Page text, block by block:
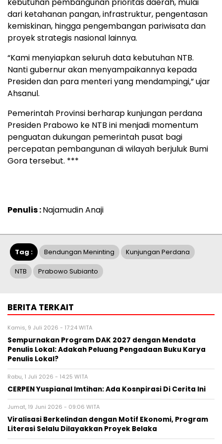
kebutuhan pembangunan prioritas daerah, mulai
dari ketahanan pangan, infrastruktur, pengentasan
kemiskinan, hingga pengembangan pariwisata dan
proyek strategis nasional lainnya.
“Kami menyiapkan seluruh data kebutuhan NTB.
Nanti gubernur akan menyampaikannya kepada
Presiden dan para menteri yang mendampingi,” ujar
Ahsanul.
Pemerintah Provinsi berharap kunjungan perdana
Presiden Prabowo ke NTB ini menjadi momentum
penguatan dukungan pemerintah pusat bagi
percepatan pembangunan di wilayah berjuluk Bumi
Gora tersebut. ***
Penulis :Najamudin Anaji
Tag : Bendungan Meninting Kunjungan Perdana
NTB Prabowo Subianto
BERITA TERKAIT
Kamis, 9 Juli 2026 - 17:24 WITA
Sempurnakan Program DAK 2027 dengan Mendata
Penulis Lokal: Adakah Peluang Pengadaan Buku Karya
Penulis Lokal?
Rabu, 1 Juli 2026 - 14:25 WITA
CERPEN Yuspianal Imtihan: Ada Kosnpirasi Di Cerita Ini
Jumat, 19 Juni 2026 - 09:06 WITA
Viralisasi Berkelindan dengan Motif Ekonomi, Program
Literasi Selalu Dilayakkan Proyek Belaka